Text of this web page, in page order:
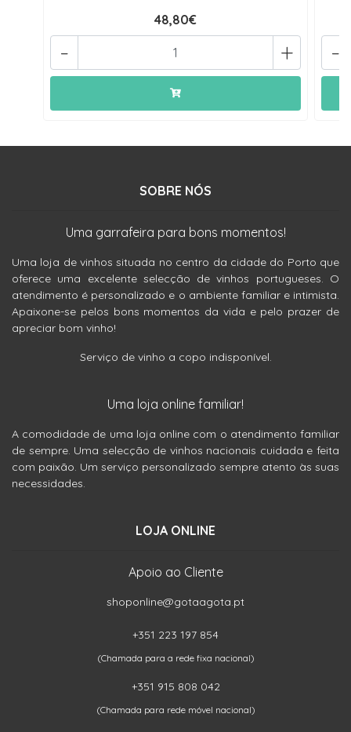
48,80€
+
- -
SOBRE NÓS
Uma garrafeira para bons momentos!
Uma loja de vinhos situada no centro da cidade do Porto que
oferece uma excelente selecção de vinhos portugueses. O
atendimento é personalizado e o ambiente familiar e intimista.
Apaixone-se pelos bons momentos da vida e pelo prazer de
apreciar bom vinho!
Serviço de vinho a copo indisponível.
Uma loja online familiar!
A comodidade de uma loja online com o atendimento familiar
de sempre. Uma selecção de vinhos nacionais cuidada e feita
com paixão. Um serviço personalizado sempre atento às suas
necessidades.
LOJA ONLINE
Apoio ao Cliente
shoponline@gotaagota.pt
+351 223 197 854
(Chamada para a rede fixa nacional)
+351 915 808 042
(Chamada para rede móvel nacional)